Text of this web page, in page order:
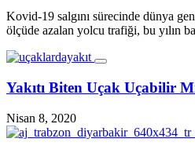
Kovid-19 salgını sürecinde dünya
ölçüde azalan yolcu trafiği, bu yılın
Yakıtı Biten Uçak Uçabilir
Nisan 8, 2020